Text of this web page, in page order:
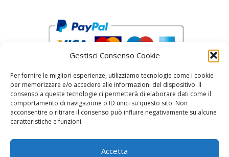
Gestisci Consenso Cookie
Per fornire le migliori esperienze, utilizziamo tecnologie come i cookie
per memorizzare e/o accedere alle informazioni del dispositivo. Il
consenso a queste tecnologie ci permetterà di elaborare dati come il
comportamento di navigazione o ID unici su questo sito. Non
acconsentire o ritirare il consenso può influire negativamente su alcune
caratteristiche e funzioni.
Accetta
reCAPTCHA Google’s Privacy Policy and